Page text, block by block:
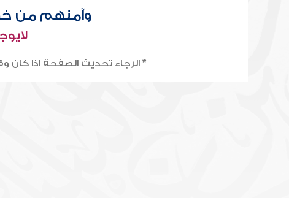
وآمنهم من
* الرجاء تحديث الصفحة اذا كان